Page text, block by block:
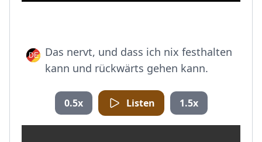
Das nervt, und dass ich nix festhalten
kann und rückwärts gehen kann.
0.5x Listen 1.5x